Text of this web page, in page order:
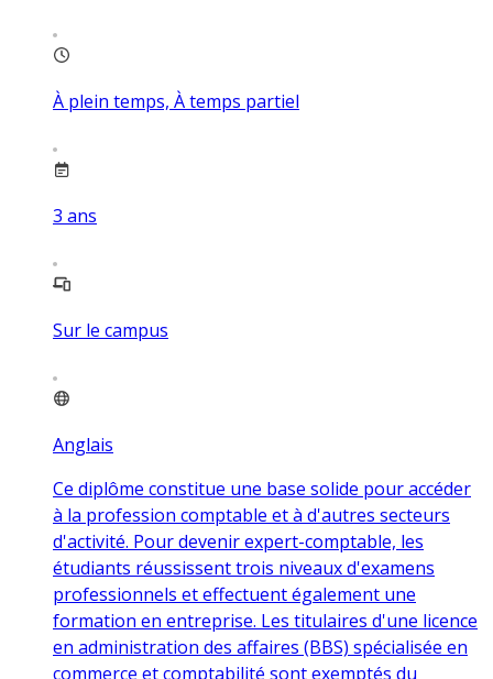
À plein temps, À temps partiel
3 ans
Sur le campus
Anglais
Ce diplôme constitue une base solide pour accéder
à la profession comptable et à d'autres secteurs
d'activité. Pour devenir expert-comptable, les
étudiants réussissent trois niveaux d'examens
professionnels et effectuent également une
formation en entreprise. Les titulaires d'une licence
en administration des affaires (BBS) spécialisée en
commerce et comptabilité sont exemptés du